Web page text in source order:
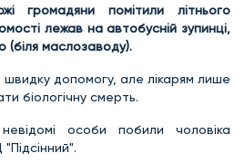
громадяни помітили літнього
лежав на автобусній зупинці,
(біля маслозаводу).
допомогу, але лікарям лише
біологічну смерть.
особи побили чоловіка